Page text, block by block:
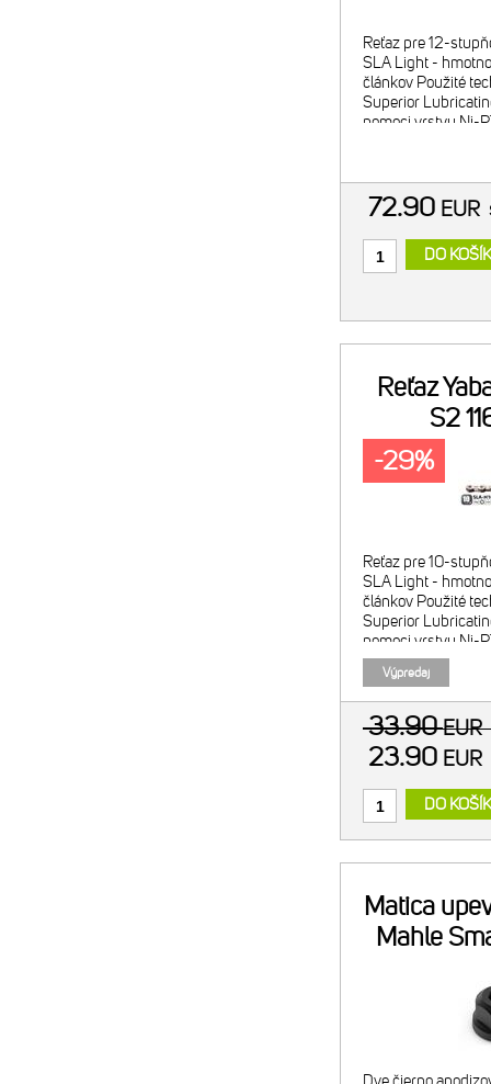
Reťaz pre 12-
SLA Light -
článkov Použité
Superior
pomoci vrstvy Ni-
72.90 EUR
DO
Reťaz
S2
Reťaz pre 10-
SLA Light -
článkov Použité
Superior
pomoci vrstvy Ni-
materiál pre
Výpredaj
-29%
33.90EUR
23.90 EUR
DO
Matica
Mahle